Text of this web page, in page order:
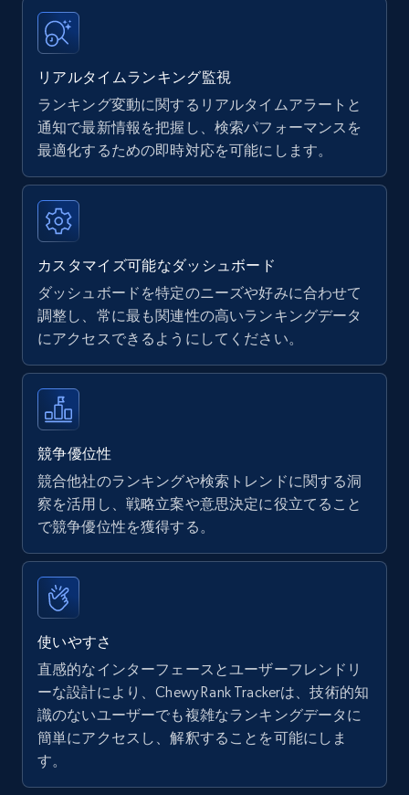
Title, Seller name, Brand, Description, Initial
price, Currency, Availability, Reviews count, and
more.
35.2K+ 5.7K+ 今すぐ始める
URL, Product name, Product rating, Product
rating object, Product rating max, Rating,
Author name, Asin, and more.
7.4K+ 870+ 今すぐ始める
Walmart - products
URL, Final price, Sku, Currency, Gtin,
Specifications, Image urls, Top reviews, and
more.
5.6K+ 874+
Walmart - products - Find new products by
using specific category URL
URL, Final price, Sku, Currency, Gtin,
Specifications, Image urls, Top reviews, and
more.
874+ 今すぐ始める
リアルタイムランキング監視
ランキング変動に関するリアルタイムアラートと
通知で最新情報を把握し、検索パフォーマンスを
最適化するための即時対応を可能にします。
カスタマイズ可能なダッシュボード
ダッシュボードを特定のニーズや好みに合わせて
調整し、常に最も関連性の高いランキングデータ
にアクセスできるようにしてください。
競争優位性
競合他社のランキングや検索トレンドに関する洞
察を活用し、戦略立案や意思決定に役立てること
で競争優位性を獲得する。
使いやすさ
直感的なインターフェースとユーザーフレンドリ
ーな設計により、Chewy Rank Trackerは、技術的知
識のないユーザーでも複雑なランキングデータに
簡単にアクセスし、解釈することを可能にしま
す。